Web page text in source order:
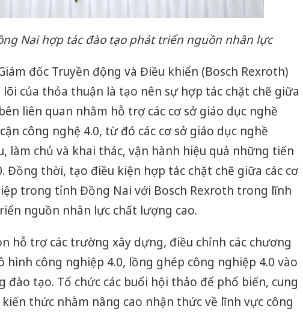
Nai hợp tác đào tạo phát triển nguồn nhân lực
đốc Truyền động và Điều khiển (Bosch Rexroth)
của thỏa thuận là tạo nên sự hợp tác chặt chẽ giữa
liên quan nhằm hỗ trợ các cơ sở giáo dục nghề
công nghệ 4.0, từ đó các cơ sở giáo dục nghề
làm chủ và khai thác, vận hành hiệu quả những tiến
Đồng thời, tạo điều kiện hợp tác chặt chẽ giữa các cơ
trong tỉnh Đồng Nai với Bosch Rexroth trong lĩnh
nguồn nhân lực chất lượng cao.
hỗ trợ các trường xây dựng, điều chỉnh các chương
công nghiệp 4.0, lồng ghép công nghiệp 4.0 vào
đào tạo. Tổ chức các buổi hội thảo để phổ biến, cung
thức nhằm nâng cao nhận thức về lĩnh vực công